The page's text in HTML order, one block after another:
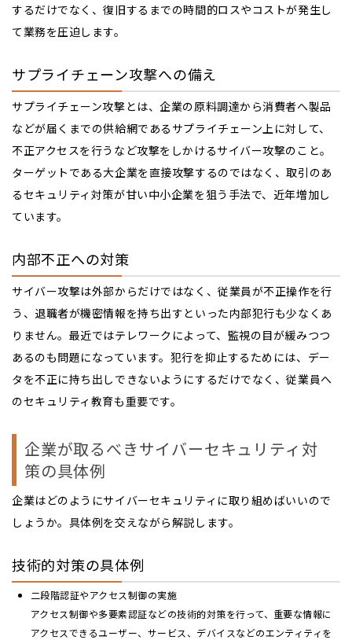
するだけでなく、復旧するまでの時間的ロスやコストが発生し
て業務を圧迫します。
サプライチェーン攻撃への備え
サプライチェーン攻撃とは、企業の原料調達から消費者へ製品
などが届くまでの供給網であるサプライチェーン上に対して、
不正アクセスを行うなど攻撃をしかけるサイバー攻撃のこと。
ターゲットである大企業を直接攻撃するのではなく、取引のあ
るセキュリティ対策が甘い中小企業を狙う手法で、近年増加し
ています。
内部不正への対策
サイバー攻撃は外部からだけではなく、従業員が不正操作を行
う、退職者が機密情報を持ち出すといった内部犯行も少なくあ
りません。最近ではテレワークによって、監視の目が緩みつつ
あるのも問題になっています。犯行を抑止するためには、デー
タを不正に持ち出しできないようにするだけでなく、従業員へ
のセキュリティ教育も重要です。
企業が取るべきサイバーセキュリティ対
策の具体例
企業はどのようにサイバーセキュリティに取り組めばいいので
しょうか。具体例を交えながら解説します。
技術的対策の具体例
二段階認証やアクセス制御の実施
アクセス制御や多要素認証などの技術的対策を行って、重要な情報に
アクセスできるユーザー、サービス、デバイスなどのエンティティを